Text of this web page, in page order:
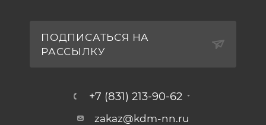
ПОДПИСАТЬСЯ НА
РАССЫЛКУ
+7 (831) 213-90-62
zakaz@kdm-nn.ru